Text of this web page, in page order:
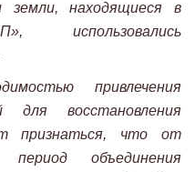
находящиеся в
использовались
привлечения
для восстановления
признаться, что от
объединения